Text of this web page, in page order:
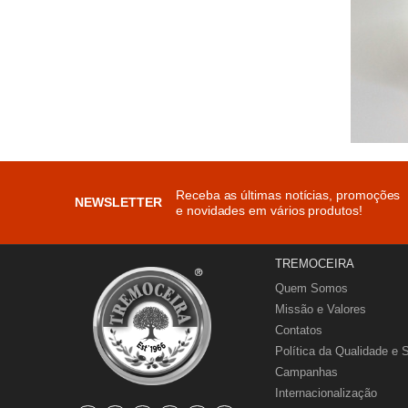
NEWSLETTER
Receba as últimas notícias, promoções
e novidades em vários produtos!
TREMOCEIRA
Quem Somos
Missão e Valores
Contatos
Política da Qualidade e
Campanhas
Internacionalização